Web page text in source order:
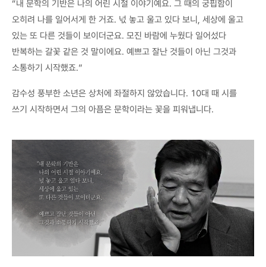
“내 문학의 기반은 나의 어린 시절 이야기예요. 그 때의 궁핍함이
오히려 나를 일어서게 한 거죠. 넋 놓고 울고 있다 보니, 세상에 울고
있는 또 다른 것들이 보이더군요. 모진 바람에 누웠다 일어섰다
반복하는 갈꽃 같은 것 말이에요. 예쁘고 잘난 것들이 아닌 그것과
소통하기 시작했죠.”
감수성 풍부한 소년은 상처에 좌절하지 않았습니다. 10대 때 시를
쓰기 시작하면서 그의 아픔은 문학이라는 꽃을 피워냅니다.